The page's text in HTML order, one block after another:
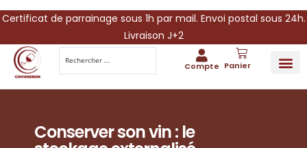
Certificat de parrainage sous 1h par mail. Envoi postal sous 24h.
Livraison J+2
Compte Panier
Conserver son vin : le